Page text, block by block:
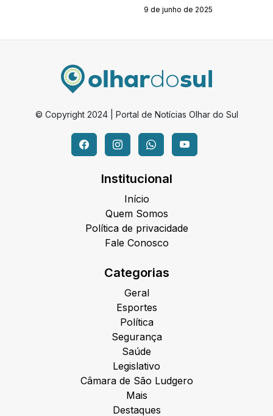
9 de junho de 2025
© Copyright 2024 | Portal de Notícias Olhar do Sul
Institucional
Início
Quem Somos
Política de privacidade
Fale Conosco
Categorias
Geral
Esportes
Política
Segurança
Saúde
Legislativo
Câmara de São Ludgero
Mais
Destaques